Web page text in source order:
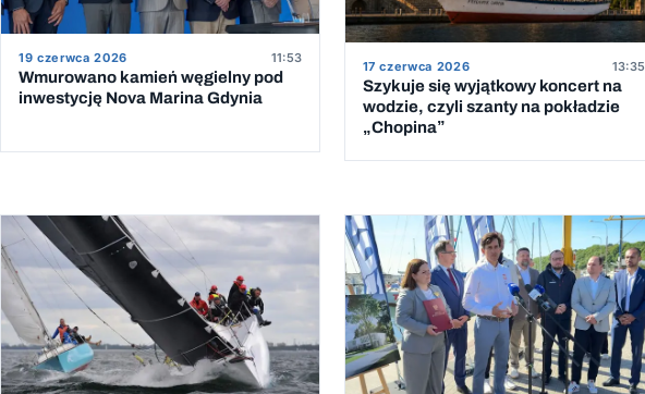
19 czerwca 2026 11:53
Wmurowano kamień węgielny pod
inwestycję Nova Marina Gdynia
17 czerwca 2026 13:35
Szykuje się wyjątkowy koncert na
wodzie, czyli szanty na pokładzie
„Chopina”